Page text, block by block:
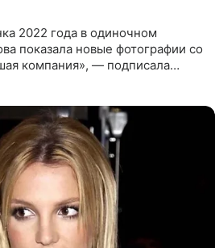
2022 года в одиночном
показала новые фотографии со
компания», — подписала